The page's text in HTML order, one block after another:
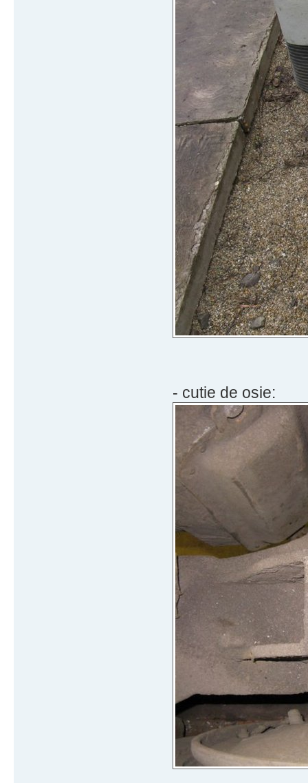
- cutie de osie: